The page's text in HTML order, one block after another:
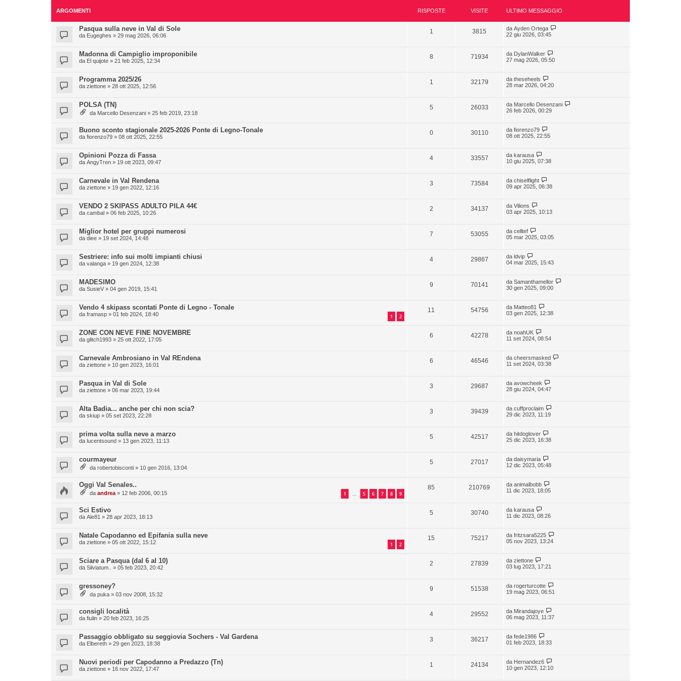
ARGOMENTI RISPOSTE VISITE ULTIMO MESSAGGIO
Pasqua sulla neve in Val di Sole
da Eugeghes » 29 mag 2026, 06:06
1 3815 da Ayden Ortega
22 giu 2026, 03:45
Madonna di Campiglio improponibile
da El quijote » 21 feb 2025, 12:34
8 71934 da DylanWalker
27 mag 2026, 05:50
Programma 2025/26
da ziettone » 28 ott 2025, 12:56
1 32179 da theseheels
28 mar 2026, 04:20
POLSA (TN)
da Marcello Desenzani » 25 feb 2019, 23:18
5 26033 da Marcello Desenzani
26 feb 2026, 00:29
Buono sconto stagionale 2025-2026 Ponte di Legno-Tonale
da fiorenzo79 » 08 ott 2025, 22:55
0 30110 da fiorenzo79
08 ott 2025, 22:55
Opinioni Pozza di Fassa
da AngyTren » 19 ott 2023, 09:47
4 33557 da karausa
10 giu 2025, 07:38
Carnevale in Val Rendena
da ziettone » 19 gen 2022, 12:16
3 73584 da chiselflight
09 apr 2025, 06:38
VENDO 2 SKIPASS ADULTO PILA 44€
da cambal » 06 feb 2025, 10:26
2 34137 da Vilions
03 apr 2025, 10:13
Miglior hotel per gruppi numerosi
da diee » 19 set 2024, 14:48
7 53055 da celltef
05 mar 2025, 03:05
Sestriere: info sui molti impianti chiusi
da valanga » 19 gen 2024, 12:38
4 29867 da ldvip
04 mar 2025, 15:43
MADESIMO
da SusieV » 04 gen 2019, 15:41
9 70141 da Samanthamellor
30 gen 2025, 09:00
Vendo 4 skipass scontati Ponte di Legno - Tonale
da framasp » 01 feb 2024, 18:40 1 2
11 54756 da Matteo81
03 gen 2025, 12:38
ZONE CON NEVE FINE NOVEMBRE
da glitch1993 » 25 ott 2022, 17:05
6 42278 da noahUK
11 set 2024, 08:54
Carnevale Ambrosiano in Val REndena
da ziettone » 10 gen 2023, 16:01
6 46546 da cheersmasked
11 set 2024, 03:38
Pasqua in Val di Sole
da ziettone » 06 mar 2023, 19:44
3 29687 da avowcheek
28 giu 2024, 04:47
Alta Badia... anche per chi non scia?
da skiup » 05 set 2023, 22:28
3 39439 da cuffproclaim
29 dic 2023, 11:19
prima volta sulla neve a marzo
da lucentsound » 13 gen 2023, 11:13
5 42517 da hitdoglover
25 dic 2023, 16:38
courmayeur
da robertobisconti » 10 gen 2016, 13:04
5 27017 da daisymaria
12 dic 2023, 05:48
Oggi Val Senales..
da andrea » 12 feb 2006, 00:15 1 … 5 6 7 8 9
85 210769 da animalbobb
11 dic 2023, 18:05
Sci Estivo
da Ale81 » 28 apr 2023, 18:13
5 30740 da karausa
11 dic 2023, 08:26
Natale Capodanno ed Epifania sulla neve
da ziettone » 05 ott 2022, 15:12 1 2
15 75217 da fritzsara5225
05 nov 2023, 13:24
Sciare a Pasqua (dal 6 al 10)
da Silviatum.. » 05 feb 2023, 20:42
2 27839 da ziettone
03 lug 2023, 17:21
gressoney?
da puka » 03 nov 2008, 15:32
9 51538 da rogerturcotte
19 mag 2023, 06:51
consigli località
da fiulin » 20 feb 2023, 16:25
4 29552 da Mirandajoye
06 mag 2023, 11:37
Passaggio obbligato su seggiovia Sochers - Val Gardena
da Elbereth » 29 gen 2023, 18:38
3 36217 da fede1986
01 feb 2023, 18:33
Nuovi periodi per Capodanno a Predazzo (Tn)
da ziettone » 16 nov 2022, 17:47
1 24134 da Hernandez6
10 gen 2023, 12:10